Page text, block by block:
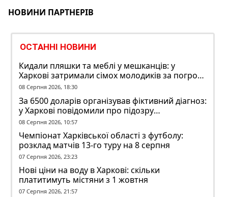
НОВИНИ ПАРТНЕРІВ
ОСТАННІ НОВИНИ
Кидали пляшки та меблі у мешканців: у
Харкові затримали сімох молодиків за погром
у гуртожитку
08 Серпня 2026, 18:30
За 6500 доларів організував фіктивний діагноз:
у Харкові повідомили про підозру
ексзавідувачу психлікарні
08 Серпня 2026, 10:57
Чемпіонат Харківської області з футболу:
розклад матчів 13-го туру на 8 серпня
07 Серпня 2026, 23:23
Нові ціни на воду в Харкові: скільки
платитимуть містяни з 1 жовтня
07 Серпня 2026, 21:57